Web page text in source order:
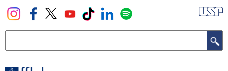
Pular
para
principal